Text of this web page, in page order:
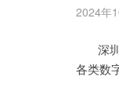
2024年
深圳
各类数